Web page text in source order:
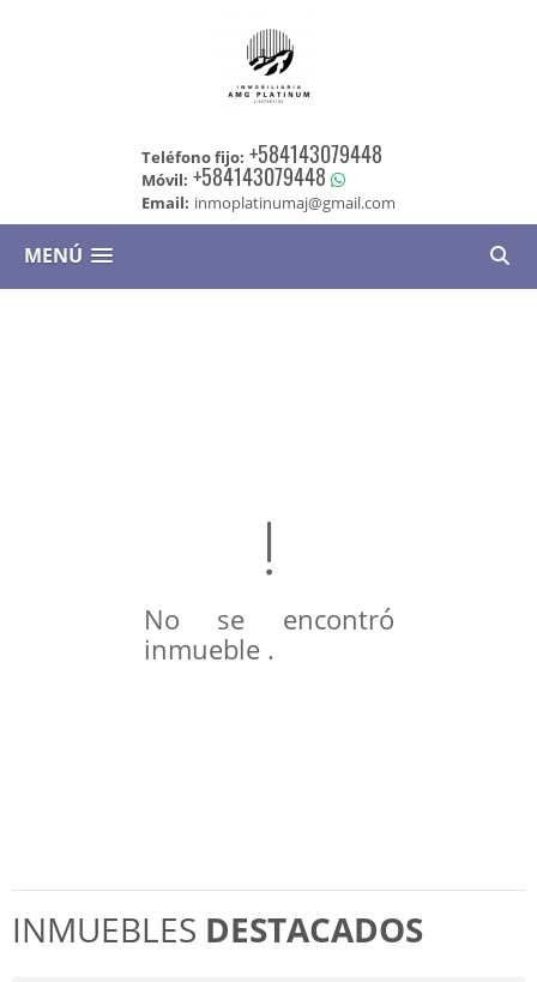
Teléfono fijo: +584143079448
Móvil: +584143079448
Email: inmoplatinumaj@gmail.com
MENÚ
No se encontró
inmueble .
INMUEBLES DESTACADOS